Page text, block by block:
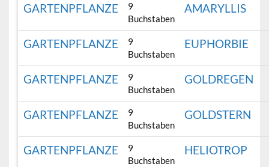
GARTENPFLANZE
9
Buchstaben
AMARYLLIS
GARTENPFLANZE
9
Buchstaben
EUPHORBIE
GARTENPFLANZE
9
Buchstaben
GOLDREGEN
GARTENPFLANZE
9
Buchstaben
GOLDSTERN
GARTENPFLANZE
9
Buchstaben
HELIOTROP